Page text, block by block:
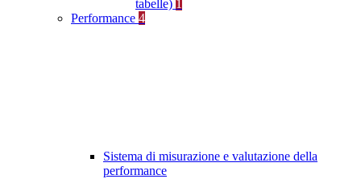
tabelle) 1
Performance 4
Sistema di misurazione e valutazione della
performance